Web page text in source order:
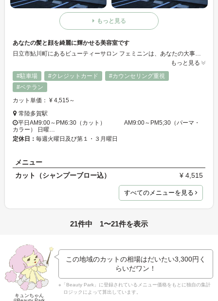
もっと見る
あなたの髪と顔を綺麗に輝かせる美容室です
日立市鮎川町にあるビューティーサロン フェミニンは、あなたの大事な髪をお守りする美容室です。40代・50代・60代と歳を重ねても髪本来の美しさを保てるように、スタッフが優しさと思いやりの心を持って丁寧に対応いたします。
もっと見る
#駐車場
#クレジットカード
#カウンセリング重視
#ベテラン
カット単価： ¥ 4,515～
常陸多賀駅
平日AM9:00～PM6:30（カット） AM9:00～PM5;30（パーマ・
カラー） 日曜…
定休日： 毎週火曜日及び第１・３月曜日
メニュー
カット（シャンプーブロー込）
¥ 4,515
すべてのメニューを見る
21件中 1〜21件を表示
キュンちゃん
この地域のカットの相場はだいたい3,300円 く
らいだワン！
※「Beauty Park」に登録されているメニュー価格をもとに独自の集計
ロジックによって算出しています。